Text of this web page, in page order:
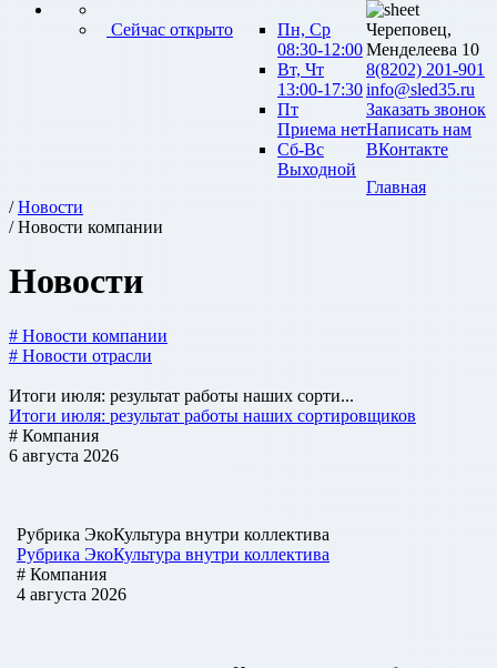
Сейчас открыто
Пн, Ср
08:30-12:00
Вт, Чт
13:00-17:30
Пт
Приема нет
Сб-Вс
Выходной
Череповец,
Менделеева 10
8(8202) 201-901
info@sled35.ru
Заказать звонок
Написать нам
ВКонтакте
Главная
/Новости
/ Новости компании
Новости
# Новости компании
# Новости отрасли
Итоги июля: результат работы наших сорти...
Итоги июля: результат работы наших сортировщиков
# Компания
6 августа 2026
Рубрика ЭкоКультура внутри коллектива
Рубрика ЭкоКультура внутри коллектива
# Компания
4 августа 2026